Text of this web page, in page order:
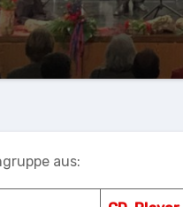
aus: